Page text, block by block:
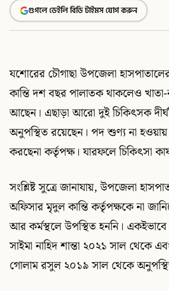
গুগলে ডেইলি বিডি টাইমস যোগ করুন
যশোরের চৌগাছা উপজেলা
কান্তি দশ বছর পালাতক থাকলেও
আছেন। এছাড়া আরো দুই চিকিৎসক
অনুপস্থিত রয়েছেন। পদ শুণ্য না
করছেনা কর্তৃপক্ষ। যারফলে চিকিৎসা
সংশ্লিষ্ট সুত্রে জানাযায়, উপজেলা
অফিসার মৃদুল কান্তি কর্তৃপক্ষকে না
আর কর্মস্থলে উপস্থিত হননি।
সাইমা নাহিদ শান্তা ২০২১ সাল থেকে
গোলাম রসুল ২০১৯ সাল থেকে